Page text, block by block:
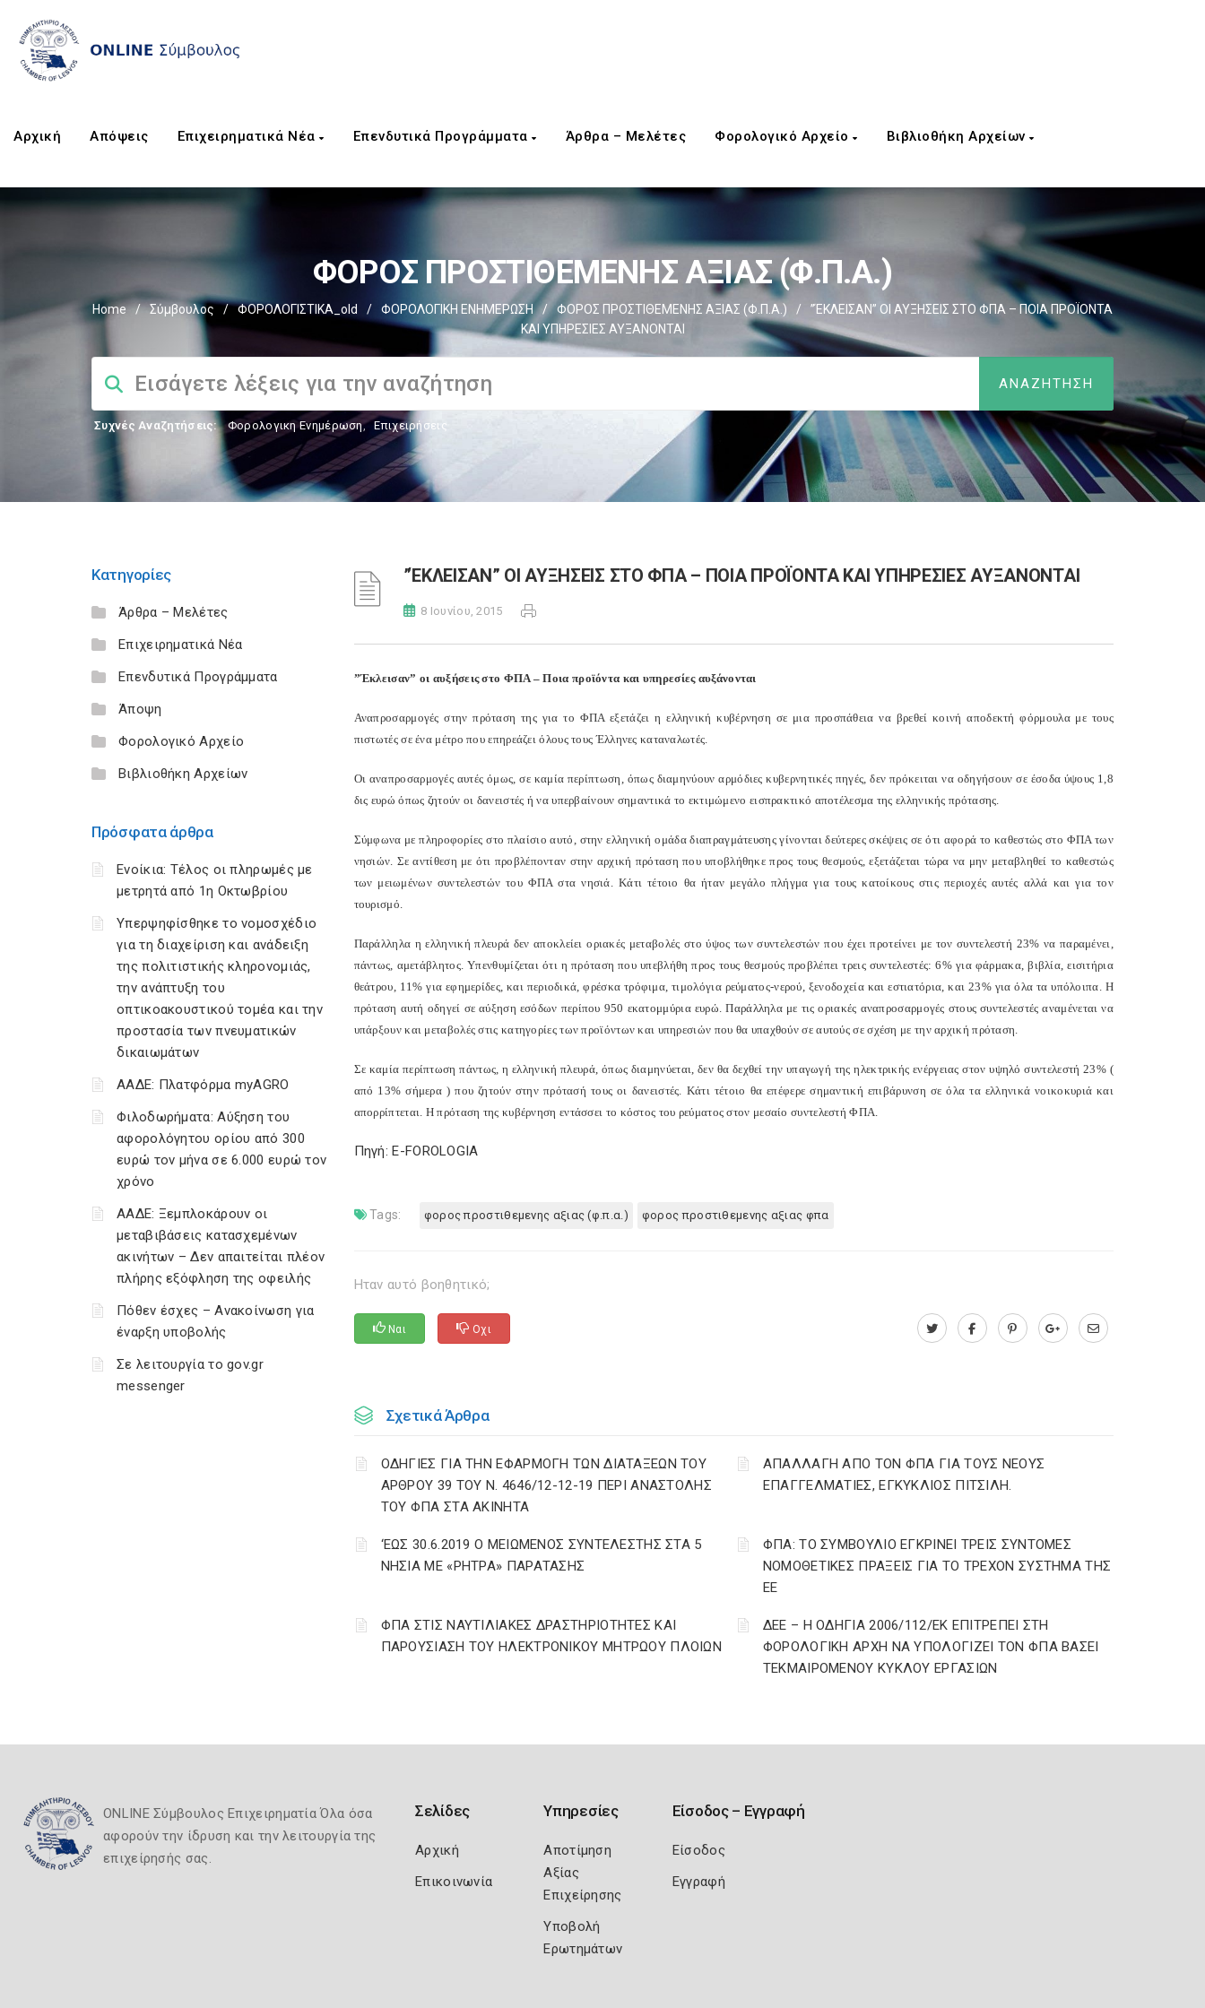
Αρχική Απόψεις Επιχειρηματικά Νέα Επενδυτικά Προγράμματα Άρθρα – Μελέτες Φορολογικό Αρχείο Βιβλιοθήκη Αρχείων
ΦΟΡΟΣ ΠΡΟΣΤΙΘΕΜΕΝΗΣ ΑΞΙΑΣ (Φ.Π.Α.)
Home / Σύμβουλος / ΦΟΡΟΛΟΓΙΣΤΙΚΑ_old / ΦΟΡΟΛΟΓΙΚΗ ΕΝΗΜΕΡΩΣΗ / ΦΟΡΟΣ ΠΡΟΣΤΙΘΕΜΕΝΗΣ ΑΞΙΑΣ (Φ.Π.Α.) /
”ΈΚΛΕΙΣΑΝ” ΟΙ ΑΥΞΗΣΕΙΣ ΣΤΟ ΦΠΑ – ΠΟΙΑ ΠΡΟΪΟΝΤΑ
ΚΑΙ ΥΠΗΡΕΣΙΕΣ ΑΥΞΑΝΟΝΤΑΙ
Συχνές Αναζητήσεις: Φορολογικη Ενημέρωση, Επιχειρήσεις
Κατηγορίες
Άρθρα – Μελέτες
Επιχειρηματικά Νέα
Επενδυτικά Προγράμματα
Άποψη
Φορολογικό Αρχείο
Βιβλιοθήκη Αρχείων
Πρόσφατα άρθρα
Ενοίκια: Τέλος οι πληρωμές με
μετρητά από 1η Οκτωβρίου
Υπερψηφίσθηκε το νομοσχέδιο
για τη διαχείριση και ανάδειξη
της πολιτιστικής κληρονομιάς,
την ανάπτυξη του
οπτικοακουστικού τομέα και την
προστασία των πνευματικών
δικαιωμάτων
ΑΑΔΕ: Πλατφόρμα myAGRO
Φιλοδωρήματα: Αύξηση του
αφορολόγητου ορίου από 300
ευρώ τον μήνα σε 6.000 ευρώ τον
χρόνο
ΑΑΔΕ: Ξεμπλοκάρουν οι
μεταβιβάσεις κατασχεμένων
ακινήτων – Δεν απαιτείται πλέον
πλήρης εξόφληση της οφειλής
Πόθεν έσχες – Ανακοίνωση για
έναρξη υποβολής
Σε λειτουργία το gov.gr
messenger
”ΈΚΛΕΙΣΑΝ” ΟΙ ΑΥΞΗΣΕΙΣ ΣΤΟ ΦΠΑ – ΠΟΙΑ ΠΡΟΪΟΝΤΑ ΚΑΙ ΥΠΗΡΕΣΙΕΣ ΑΥΞΑΝΟΝΤΑΙ
8 Ιουνίου, 2015
”Έκλεισαν” οι αυξήσεις στο ΦΠΑ – Ποια προϊόντα και υπηρεσίες αυξάνονται
Αναπροσαρμογές στην πρόταση της για το ΦΠΑ εξετάζει η ελληνική κυβέρνηση σε μια προσπάθεια να βρεθεί κοινή αποδεκτή φόρμουλα με τους
πιστωτές σε ένα μέτρο που επηρεάζει όλους τους Έλληνες καταναλωτές.
Οι αναπροσαρμογές αυτές όμως, σε καμία περίπτωση, όπως διαμηνύουν αρμόδιες κυβερνητικές πηγές, δεν πρόκειται να οδηγήσουν σε έσοδα ύψους 1,8
δις ευρώ όπως ζητούν οι δανειστές ή να υπερβαίνουν σημαντικά το εκτιμώμενο εισπρακτικό αποτέλεσμα της ελληνικής πρότασης.
Σύμφωνα με πληροφορίες στο πλαίσιο αυτό, στην ελληνική ομάδα διαπραγμάτευσης γίνονται δεύτερες σκέψεις σε ότι αφορά το καθεστώς στο ΦΠΑ των
νησιών. Σε αντίθεση με ότι προβλέπονταν στην αρχική πρόταση που υποβλήθηκε προς τους θεσμούς, εξετάζεται τώρα να μην μεταβληθεί το καθεστώς
των μειωμένων συντελεστών του ΦΠΑ στα νησιά. Κάτι τέτοιο θα ήταν μεγάλο πλήγμα για τους κατοίκους στις περιοχές αυτές αλλά και για τον
τουρισμό.
Παράλληλα η ελληνική πλευρά δεν αποκλείει οριακές μεταβολές στο ύψος των συντελεστών που έχει προτείνει με τον συντελεστή 23% να παραμένει,
πάντως, αμετάβλητος. Υπενθυμίζεται ότι η πρόταση που υπεβλήθη προς τους θεσμούς προβλέπει τρεις συντελεστές: 6% για φάρμακα, βιβλία, εισιτήρια
θεάτρου, 11% για εφημερίδες, και περιοδικά, φρέσκα τρόφιμα, τιμολόγια ρεύματος-νερού, ξενοδοχεία και εστιατόρια, και 23% για όλα τα υπόλοιπα. Η
πρόταση αυτή οδηγεί σε αύξηση εσόδων περίπου 950 εκατομμύρια ευρώ. Παράλληλα με τις οριακές αναπροσαρμογές στους συντελεστές αναμένεται να
υπάρξουν και μεταβολές στις κατηγορίες των προϊόντων και υπηρεσιών που θα υπαχθούν σε αυτούς σε σχέση με την αρχική πρόταση.
Σε καμία περίπτωση πάντως, η ελληνική πλευρά, όπως διαμηνύεται, δεν θα δεχθεί την υπαγωγή της ηλεκτρικής ενέργειας στον υψηλό συντελεστή 23% (
από 13% σήμερα ) που ζητούν στην πρότασή τους οι δανειστές. Κάτι τέτοιο θα επέφερε σημαντική επιβάρυνση σε όλα τα ελληνικά νοικοκυριά και
απορρίπτεται. Η πρόταση της κυβέρνηση εντάσσει το κόστος του ρεύματος στον μεσαίο συντελεστή ΦΠΑ.
Πηγή: E-FOROLOGIA
Tags: φορος προστιθεμενης αξιας (φ.π.α.) φορος προστιθεμενης αξιας φπα
Ηταν αυτό βοηθητικό;
Ναι Οχι
Σχετικά Άρθρα
ΟΔΗΓΙΕΣ ΓΙΑ ΤΗΝ ΕΦΑΡΜΟΓΗ ΤΩΝ ΔΙΑΤΑΞΕΩΝ ΤΟΥ
ΑΡΘΡΟΥ 39 ΤΟΥ Ν. 4646/12-12-19 ΠΕΡΙ ΑΝΑΣΤΟΛΗΣ
ΤΟΥ ΦΠΑ ΣΤΑ ΑΚΙΝΗΤΑ
ΑΠΑΛΛΑΓΗ ΑΠΟ ΤΟΝ ΦΠΑ ΓΙΑ ΤΟΥΣ ΝΕΟΥΣ
ΕΠΑΓΓΕΛΜΑΤΙΕΣ, ΕΓΚΥΚΛΙΟΣ ΠΙΤΣΙΛΗ.
‘ΕΩΣ 30.6.2019 Ο ΜΕΙΩΜΕΝΟΣ ΣΥΝΤΕΛΕΣΤΗΣ ΣΤΑ 5
ΝΗΣΙΑ ΜΕ «ΡΗΤΡΑ» ΠΑΡΑΤΑΣΗΣ
ΦΠΑ: ΤΟ ΣΥΜΒΟΥΛΙΟ ΕΓΚΡΙΝΕΙ ΤΡΕΙΣ ΣΥΝΤΟΜΕΣ
ΝΟΜΟΘΕΤΙΚΕΣ ΠΡΑΞΕΙΣ ΓΙΑ ΤΟ ΤΡΕΧΟΝ ΣΥΣΤΗΜΑ ΤΗΣ
ΕΕ
ΦΠΑ ΣΤΙΣ ΝΑΥΤΙΛΙΑΚΕΣ ΔΡΑΣΤΗΡΙΟΤΗΤΕΣ ΚΑΙ
ΠΑΡΟΥΣΙΑΣΗ ΤΟΥ ΗΛΕΚΤΡΟΝΙΚΟΥ ΜΗΤΡΩΟΥ ΠΛΟΙΩΝ
ΔΕΕ – Η ΟΔΗΓΙΑ 2006/112/ΕΚ ΕΠΙΤΡΕΠΕΙ ΣΤΗ
ΦΟΡΟΛΟΓΙΚΗ ΑΡΧΗ ΝΑ ΥΠΟΛΟΓΙΖΕΙ ΤΟΝ ΦΠΑ ΒΑΣΕΙ
ΤΕΚΜΑΙΡΟΜΕΝΟΥ ΚΥΚΛΟΥ ΕΡΓΑΣΙΩΝ
ONLINE Σύμβουλος Επιχειρηματία Όλα όσα
αφορούν την ίδρυση και την λειτουργία της
επιχείρησής σας.
Σελίδες
Αρχική
Επικοινωνία
Υπηρεσίες
Αποτίμηση
Αξίας
Επιχείρησης
Υποβολή
Ερωτημάτων
Είσοδος – Εγγραφή
Είσοδος
Εγγραφή